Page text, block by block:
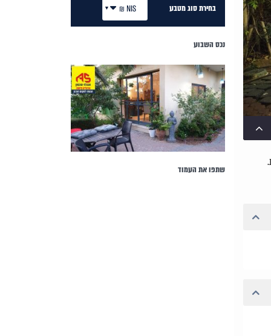
בחירת סוג מטבע NIS ₪
נכס השבוע
שתפו את העמוד